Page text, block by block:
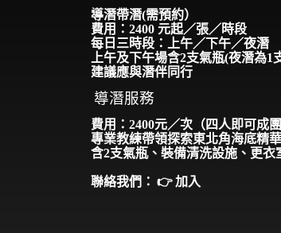
導潛帶潛(需預約）
費用：2400 元起／張／時段
每日三時段：上午／下午／夜潛
上午及下午場含2支氣瓶(夜潛為1
建議應與潛伴同行
導潛服務
費用：2400元／次（四人即可成團
專業教練帶領探索東北角海底精華
含2支氣瓶、裝備清洗設施 、 更衣
聯絡我們： 👉加入